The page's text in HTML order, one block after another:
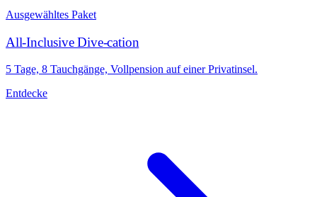
Ausgewähltes Paket
All-Inclusive Dive-cation
5 Tage, 8 Tauchgänge, Vollpension auf einer Privatinsel.
Entdecke